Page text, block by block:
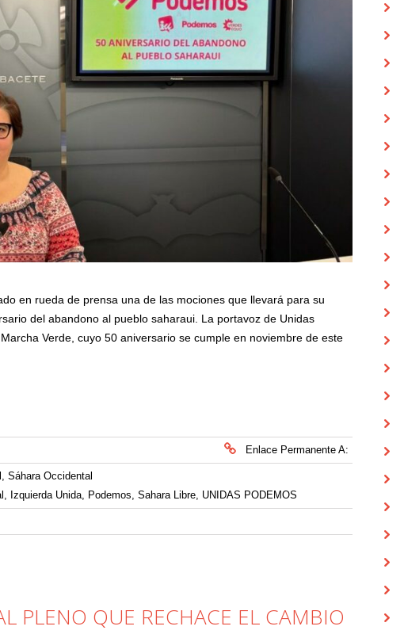
en rueda de prensa una de las mociones que llevará para su
del abandono al pueblo saharaui. La portavoz de Unidas
Verde, cuyo 50 aniversario se cumple en noviembre de este
Enlace Permanente A:
, Sáhara Occidental
, Izquierda Unida, Podemos, Sahara Libre, UNIDAS PODEMOS
PLENO QUE RECHACE EL CAMBIO